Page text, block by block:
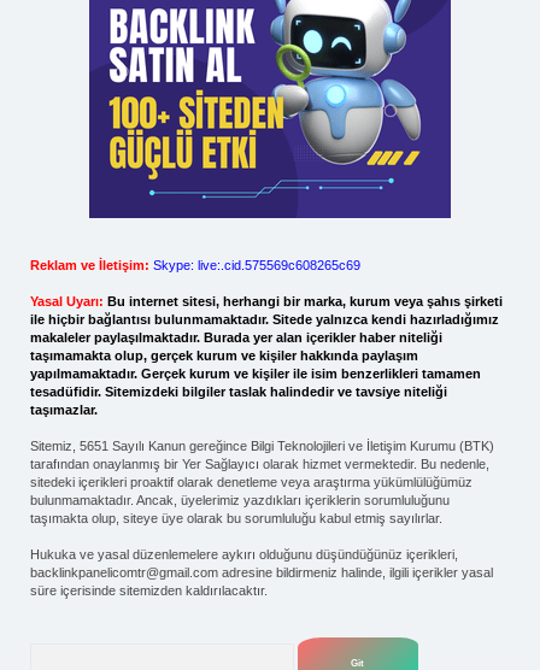
Reklam ve İletişim: Skype: live:.cid.575569c608265c69
Yasal Uyarı: Bu internet sitesi, herhangi bir marka, kurum veya şahıs şirketi
ile hiçbir bağlantısı bulunmamaktadır. Sitede yalnızca kendi hazırladığımız
makaleler paylaşılmaktadır. Burada yer alan içerikler haber niteliği
taşımamakta olup, gerçek kurum ve kişiler hakkında paylaşım
yapılmamaktadır. Gerçek kurum ve kişiler ile isim benzerlikleri tamamen
tesadüfidir. Sitemizdeki bilgiler taslak halindedir ve tavsiye niteliği
taşımazlar.
Sitemiz, 5651 Sayılı Kanun gereğince Bilgi Teknolojileri ve İletişim Kurumu (BTK)
tarafından onaylanmış bir Yer Sağlayıcı olarak hizmet vermektedir. Bu nedenle,
sitedeki içerikleri proaktif olarak denetleme veya araştırma yükümlülüğümüz
bulunmamaktadır. Ancak, üyelerimiz yazdıkları içeriklerin sorumluluğunu
taşımakta olup, siteye üye olarak bu sorumluluğu kabul etmiş sayılırlar.
Hukuka ve yasal düzenlemelere aykırı olduğunu düşündüğünüz içerikleri,
backlinkpanelicomtr@gmail.com adresine bildirmeniz halinde, ilgili içerikler yasal
süre içerisinde sitemizden kaldırılacaktır.